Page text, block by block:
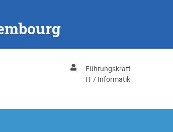
Führungskraft
IT / Informatik